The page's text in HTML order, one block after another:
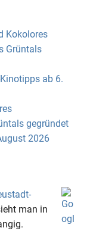
Kokolores
Grüntals
ab 6.
gegründet
2026
man in